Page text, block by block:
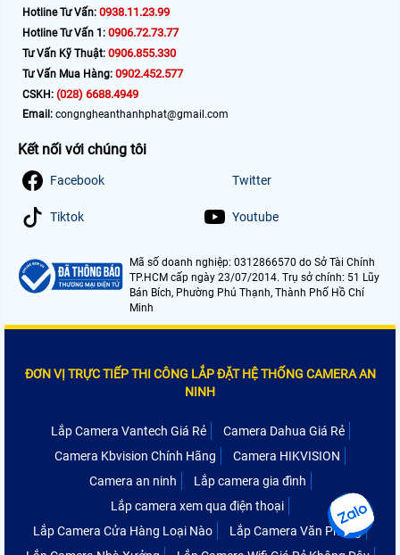
Hotline Tư Vấn: 0938.11.23.99
Hotline Tư Vấn 1: 0906.72.73.77
Tư Vấn Kỹ Thuật: 0906.855.330
Tư Vấn Mua Hàng: 0902.452.577
CSKH: (028) 6688.4949
Email: congngheanthanhphat@gmail.com
Kết nối với chúng tôi
Facebook Twitter
Tiktok Youtube
Mã số doanh nghiệp: 0312866570 do Sở Tài Chính
TP.HCM cấp ngày 23/07/2014. Trụ sở chính: 51 Lũy
Bán Bích, Phường Phú Thạnh, Thành Phố Hồ Chí
Minh
ĐƠN VỊ TRỰC TIẾP THI CÔNG LẮP ĐẶT HỆ THỐNG CAMERA AN
NINH
Lắp Camera Vantech Giá Rẻ
Camera Dahua Giá Rẻ
Camera Kbvision Chính Hãng
Camera HIKVISION
Camera an ninh
Lắp camera gia đình
Lắp camera xem qua điện thoại
Lắp Camera Cửa Hàng Loại Nào
Lắp Camera Văn Phòng